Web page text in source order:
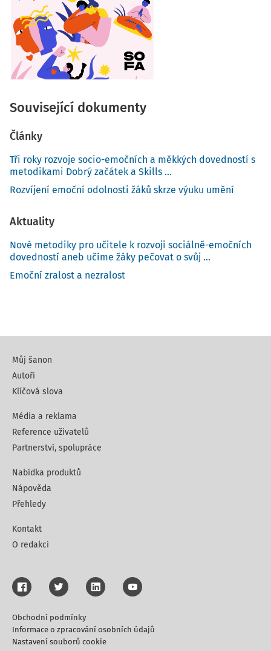
Související dokumenty
Články
Tři roky rozvoje socio-emočních a měkkých dovedností s
metodikami Dobrý začátek a Skills ...
Rozvíjení emoční odolnosti žáků skrze výuku umění
Aktuality
Nové metodiky pro učitele k rozvoji sociálně-emočních
dovedností aneb učíme žáky pečovat o svůj ...
Emoční zralost a nezralost
Můj šanon
Autoři
Klíčová slova
Média a reklama
Reference uživatelů
Partnerství, spolupráce
Nabídka produktů
Nápověda
Přehledy
Kontakt
O redakci
Obchodní podmínky
Informace o zpracování osobních údajů
Nastavení souborů cookie